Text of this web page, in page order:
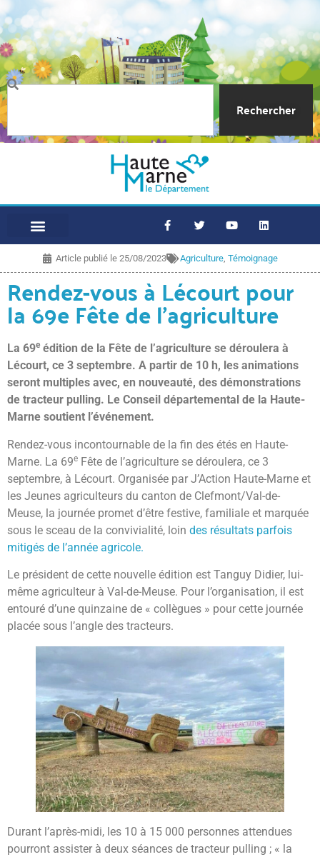
Rechercher
Article publié le 25/08/2023 Agriculture, Témoignage
Rendez-vous à Lécourt pour
la 69e Fête de l’agriculture
La 69e édition de la Fête de l’agriculture se déroulera à
Lécourt, ce 3 septembre. A partir de 10 h, les animations
seront multiples avec, en nouveauté, des démonstrations
de tracteur pulling. Le Conseil départemental de la Haute-
Marne soutient l’événement.
Rendez-vous incontournable de la fin des étés en Haute-
Marne. La 69e Fête de l’agriculture se déroulera, ce 3
septembre, à Lécourt. Organisée par J’Action Haute-Marne et
les Jeunes agriculteurs du canton de Clefmont/Val-de-
Meuse, la journée promet d’être festive, familiale et marquée
sous le sceau de la convivialité, loin des résultats parfois
mitigés de l’année agricole.
Le président de cette nouvelle édition est Tanguy Didier, lui-
même agriculteur à Val-de-Meuse. Pour l’organisation, il est
entouré d’une quinzaine de « collègues » pour cette journée
placée sous l’angle des tracteurs.
Durant l’après-midi, les 10 à 15 000 personnes attendues
pourront assister à deux séances de tracteur pulling ; « la